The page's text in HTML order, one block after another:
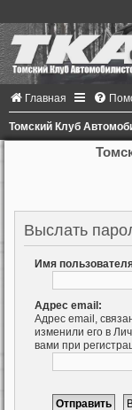
Главная
Томский Клуб
Выслать
Имя
Адрес email:
Адрес email,
изменили его в
вами при